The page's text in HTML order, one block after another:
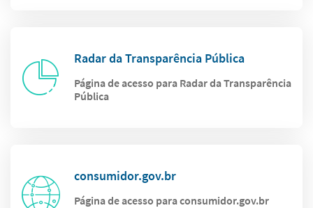
Radar da Transparência Pública
Página de acesso para Radar da Transparência
Pública
consumidor.gov.br
Página de acesso para consumidor.gov.br